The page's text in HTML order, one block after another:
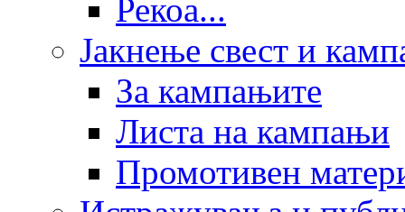
Рекоа...
Јакнење свест и
За кампањите
Листа на кампањи
Промотивен